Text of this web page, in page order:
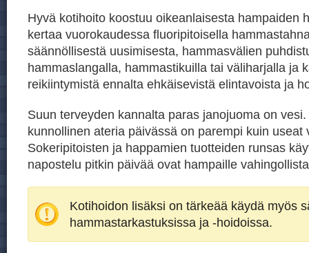
Hyvä kotihoito koostuu oikeanlaisesta hampaiden
kertaa vuorokaudessa fluoripitoisella
säännöllisestä uusimisesta, hammasvälien
hammaslangalla, hammastikuilla tai väliharjalla ja
reikiintymistä ennalta ehkäisevistä elintavoista ja
Suun terveyden kannalta paras janojuoma on
kunnollinen ateria päivässä on parempi kuin useat
Sokeripitoisten ja happamien tuotteiden runsas
napostelu pitkin päivää ovat hampaille
Kotihoidon lisäksi on tärkeää käydä myös
hammastarkastuksissa ja -hoidoissa.